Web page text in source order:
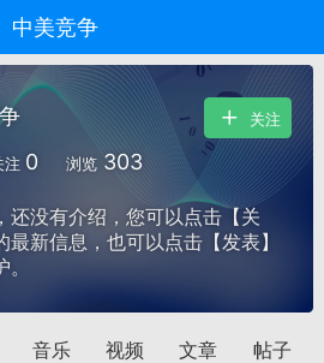
中美竞争
注 0 浏览 303
关注
还没有介绍，您可以点击【关
新信息，也可以点击【发表】
音乐 视频 文章 帖子